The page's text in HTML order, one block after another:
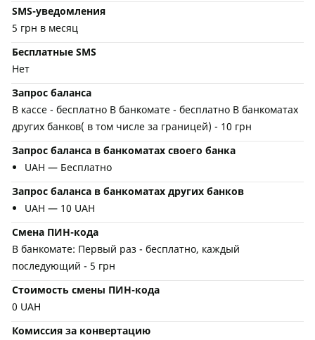
SMS-уведомления
5 грн в месяц
Бесплатные SMS
Нет
Запрос баланса
В кассе - бесплатно В банкомате - бесплатно В банкоматах
других банков( в том числе за границей) - 10 грн
Запрос баланса в банкоматах своего банка
UAH — Бесплатно
Запрос баланса в банкоматах других банков
UAH — 10 UAH
Смена ПИН-кода
В банкомате: Первый раз - бесплатно, каждый
последующий - 5 грн
Стоимость смены ПИН-кода
0 UAH
Комиссия за конвертацию